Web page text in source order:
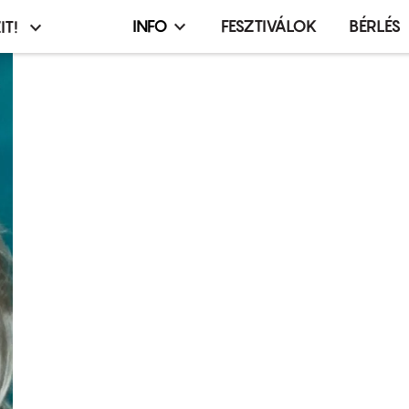
Infó,
INFO FESZTIVÁLOK BÉRLÉS